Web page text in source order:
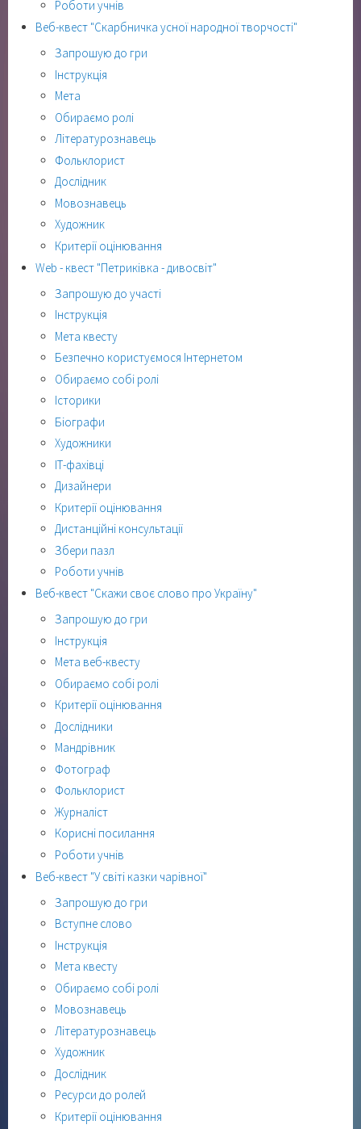
Роботи учнів
Веб-квест "Скарбничка усної народної творчості"
Запрошую до гри
Інструкція
Мета
Обираємо ролі
Літературознавець
Фольклорист
Дослідник
Мовознавець
Художник
Критерії оцінювання
Web - квест "Петриківка - дивосвіт"
Запрошую до участі
Інструкція
Мета квесту
Безпечно користуємося Інтернетом
Обираємо собі ролі
Історики
Біографи
Художники
ІТ-фахівці
Дизайнери
Критерії оцінювання
Дистанційні консультації
Збери пазл
Роботи учнів
Веб-квест "Скажи своє слово про Україну"
Запрошую до гри
Інструкція
Мета веб-квесту
Обираємо собі ролі
Критерії оцінювання
Дослідники
Мандрівник
Фотограф
Фольклорист
Журналіст
Корисні посилання
Роботи учнів
Веб-квест "У світі казки чарівної"
Запрошую до гри
Вступне слово
Інструкція
Мета квесту
Обираємо собі ролі
Мовознавець
Літературознавець
Художник
Дослідник
Ресурси до ролей
Критерії оцінювання